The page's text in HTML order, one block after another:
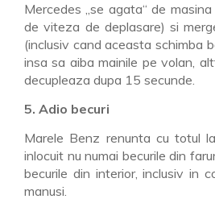
Mercedes „se agata“ de
de viteza de deplasare) si
(inclusiv cand aceasta schimba
insa sa aiba mainile pe volan,
decupleaza dupa 15 secunde.
5. Adio becuri
Marele Benz renunta cu totul
inlocuit nu numai becurile din
becurile din interior, inclusiv in
manusi.